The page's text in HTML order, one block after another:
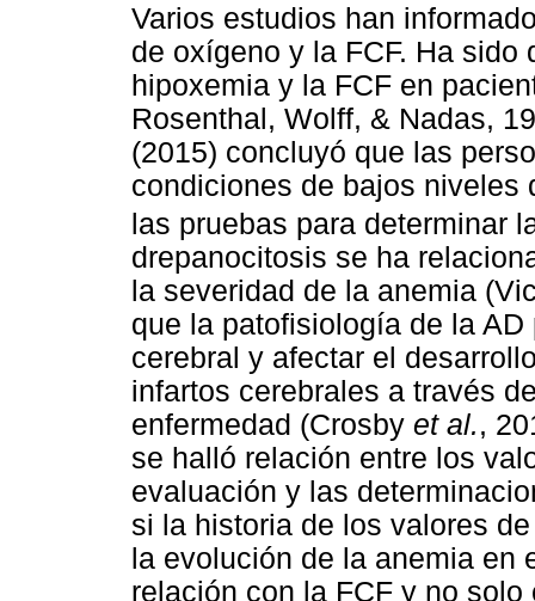
Varios estudios han
de oxígeno y la FCF. Ha
hipoxemia y la FCF en
Rosenthal, Wolff, & Nadas,
(2015) concluyó que las
condiciones de bajos niveles
las pruebas para determinar
drepanocitosis se ha
la severidad de la anemia
que la patofisiología de la
cerebral y afectar el
infartos cerebrales a través
enfermedad (Crosby et al.,
se halló relación entre los
evaluación y las
si la historia de los valores
la evolución de la anemia en
relación con la FCF y no